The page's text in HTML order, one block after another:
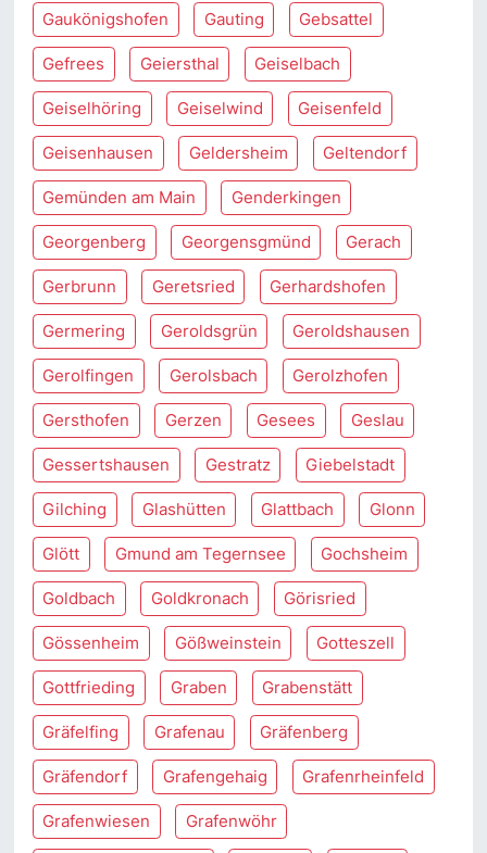
Gaukönigshofen Gauting Gebsattel
Gefrees Geiersthal Geiselbach
Geiselhöring Geiselwind Geisenfeld
Geisenhausen Geldersheim Geltendorf
Gemünden am Main Genderkingen
Georgenberg Georgensgmünd Gerach
Gerbrunn Geretsried Gerhardshofen
Germering Geroldsgrün Geroldshausen
Gerolfingen Gerolsbach Gerolzhofen
Gersthofen Gerzen Gesees Geslau
Gessertshausen Gestratz Giebelstadt
Gilching Glashütten Glattbach Glonn
Glött Gmund am Tegernsee Gochsheim
Goldbach Goldkronach Görisried
Gössenheim Gößweinstein Gotteszell
Gottfrieding Graben Grabenstätt
Gräfelfing Grafenau Gräfenberg
Gräfendorf Grafengehaig Grafenrheinfeld
Grafenwiesen Grafenwöhr